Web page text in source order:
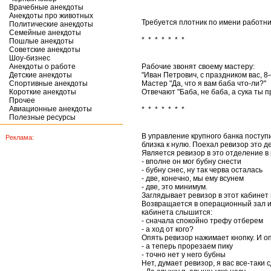
Врачебные анекдоты
Анекдоты про животных
Политические анекдоты
Семейные анекдоты
Пошлые анекдоты
Советские анекдоты
Шоу-бизнес
Анекдоты о работе
Детские анекдоты
Спортивные анекдоты
Короткие анекдоты
Прочее
Авиационные анекдоты
Полезные ресурсы
Реклама:
Требуется плотник по имени
* * * * * * *
Рабочие звонят своему мастеру:
"Иван Петрович, с праздником вас,
Мастер "Да, что я вам баба что-ли?"
Отвечают "Баба, не баба, а сука ты
* * * * * * *
В управление крупного банка
близка к нулю. Поехал ревизор это
Является ревизор в это отделение в
- вполне он мог бубну снести
- бубну снес, ну так черва осталась
- две, конечно, мы ему всунем
- две, это минимум.
Заглядывает ревизор в этот
Возвращается в операционный зал
кабинета слышится:
- сначала спокойно трефу отберем
- а ход от кого?
Опять ревизор нажимает кнопку. И
- а теперь прорезаем пику
- точно нет у него бубны
Нет, думает ревизор, я вас все-